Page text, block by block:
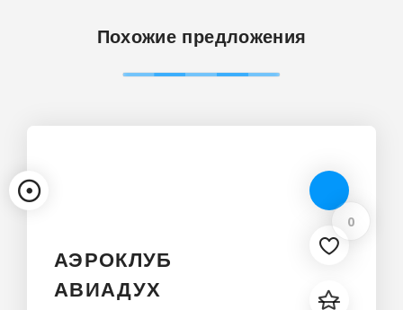
Похожие предложения
0
АЭРОКЛУБ
АВИАДУХ